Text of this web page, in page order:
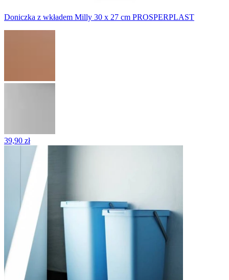
Doniczka z wkładem Milly 30 x 27 cm PROSPERPLAST
39,90 zł